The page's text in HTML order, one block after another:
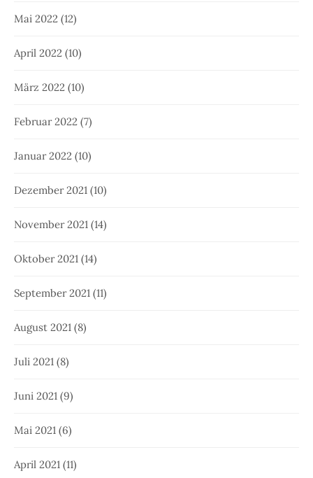
Mai 2022 (12)
April 2022 (10)
März 2022 (10)
Februar 2022 (7)
Januar 2022 (10)
Dezember 2021 (10)
November 2021 (14)
Oktober 2021 (14)
September 2021 (11)
August 2021 (8)
Juli 2021 (8)
Juni 2021 (9)
Mai 2021 (6)
April 2021 (11)